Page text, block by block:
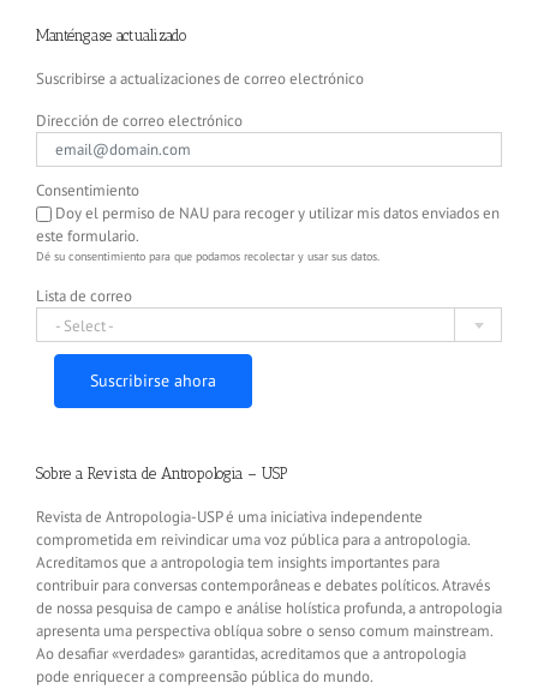
Manténgase actualizado
Suscribirse a actualizaciones de correo electrónico
Dirección de correo electrónico
Consentimiento
Doy el permiso de NAU para recoger y utilizar mis datos enviados en
este formulario.
Dé su consentimiento para que podamos recolectar y usar sus datos.
Lista de correo
- Select -
Suscribirse ahora
Sobre a Revista de Antropologia – USP
Revista de Antropologia-USP é uma iniciativa independente
comprometida em reivindicar uma voz pública para a antropologia.
Acreditamos que a antropologia tem insights importantes para
contribuir para conversas contemporâneas e debates políticos. Através
de nossa pesquisa de campo e análise holística profunda, a antropologia
apresenta uma perspectiva oblíqua sobre o senso comum mainstream.
Ao desafiar «verdades» garantidas, acreditamos que a antropologia
pode enriquecer a compreensão pública do mundo.